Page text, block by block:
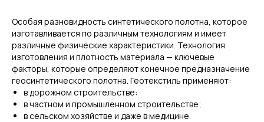
Особая разновидность синтетического полотна, которое
изготавливается по различным технологиям и имеет
различные физические характеристики. Технология
изготовления и плотность материала — ключевые
факторы, которые определяют конечное предназначение
геосинтетического полотна. Геотекстиль применяют:
в дорожном строительстве:
в частном и промышленном строительстве;
в сельском хозяйстве и даже в медицине.